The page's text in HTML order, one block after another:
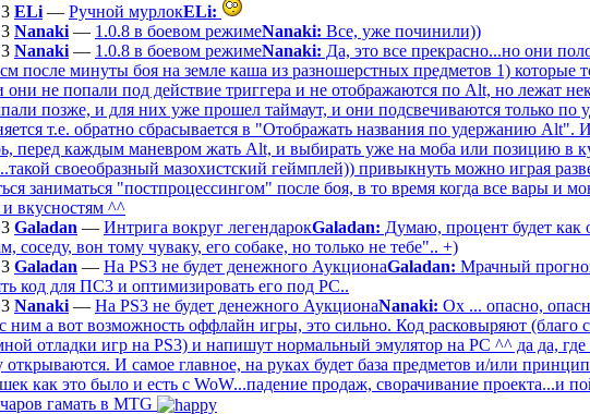
ELi — Ручной мурлокELi:
Nanaki — 1.0.8 в боевом режимеNanaki: Все, уже починили))
Nanaki — 1.0.8 в боевом режимеNanaki: Да, это все прекрасно...но они
после минуты боя на земле каша из разношерстных предметов 1) которые
они не попали под действие триггера и не отображаются по Alt, но лежат
позже, и для них уже прошел таймаут, и они подсвечиваются только
т.е. обратно сбрасывается в "Отображать названия по удержанию Alt".
перед каждым маневром жать Alt, и выбирать уже на моба или позицию в
своеобразный мазохистский геймплей)) привыкнуть можно играя
заниматься "постпроцессингом" после боя, в то время когда все вары и
и вкусностям ^^
Galadan — Интрига вокруг легендарокGaladan: Думаю, процент будет
соседу, вон тому чуваку, его собаке, но только не тебе".. +)
Galadan — На PS3 не будет денежного АукционаGaladan: Мрачный
код для ПС3 и оптимизировать его под РС..
Nanaki — На PS3 не будет денежного АукционаNanaki: Ох ... опасно,
ним а вот возможность оффлайн игры, это сильно. Код расковыряют (благо
отладки игр на PS3) и напишут нормальный эмулятор на PC ^^ да да,
открываются. И самое главное, на руках будет база предметов и/или
как это было и есть с WoW...падение продаж, сворачивание проекта...и
гамать в MTG